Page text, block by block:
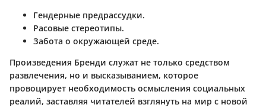
Гендерные предрассудки.
Расовые стереотипы.
Забота о окружающей среде.
Произведения Бренди служат не только средством
развлечения, но и высказыванием, которое
провоцирует необходимость осмысления социальных
реалий, заставляя читателей взглянуть на мир с новой